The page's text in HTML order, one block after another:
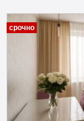
срочно